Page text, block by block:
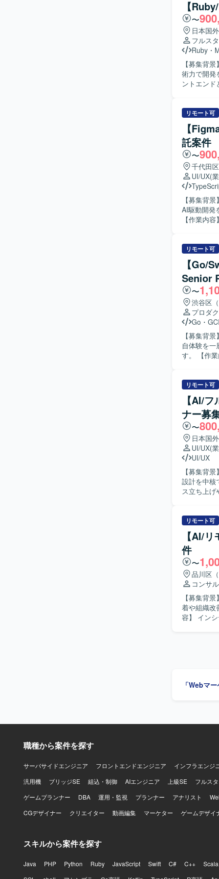
【
〜
日本国外
フルス
Ruby ・
【募集背
術力で開発を
ントエン
な技術選
動化の推
スの整備
だきます。 【求める人物像】 技術的なリードと品質向上に主体的に取り組んでいただける方を
求めており
ら手を動
前向きに取り組ん
バックエ
決定や品
側との距
セスの整備にも主
（スクラム
リモート可
【
託案件
〜
千代田
UI/UX(
【募集背
AI駆動開発
【作業内
画面設計
クティブ
がら意思
分析を通じ
スト、品質確認まで担
物事の本
取り組み
として助
ークホル
す。 【ポジションの魅力】 モダンなWeb開発チームの一員として、新規プロダクトの企画・設
計段階か
を実務の中
価値向上に寄与できる
ラには
使用してい
やバーチャ
用した
す。
リモート可
【Go/
Senior
〜
渋谷区
プロダ
Go ・
【募集背
自体験を
す。 【作業内容】 ECプロダクト部のSenior PdMとして、ECプラットフォーム領域とソーシャ
組みを定
善やプラ
だきます
い、仕様合
と連携し、
っていた
どのソー
大規模ロ
ていただきます。 【求める人物像】 プロダクトのミッシ
しさを」
い環境を前
す。 EC体
ます。 少
クトの意
せた複雑
挑戦していただけます。 【開発環境】 開
盤には
などのツ
リモート可
【AI/
ナー募
〜
日本国外
UI/UX(
UI/UX
【募集背
設計を中核
ス立ち上げ
た体験設
ン、プロ
ールを活
クトマネー
げと改善を
リリース
LP、オン
ンシステ
働し、実装連
での成果創
作って終わ
環境です
Figmaや各
リモート可
【AI/
件
〜
品川区
コンサル
【募集背
着や組織改
容】 イン
る方ですと望ましいです。 【ポジシ
環境】 AI
「Webマ
職種から案件を探す
サーバサイドエンジニア フロントエンドエンジニア
インフラエンジ
汎用機
ブリッジSE 組込・制御 AIエンジニア 上級SE
フルス
ゲームプランナー
DBA 運用・監視 プランナー アナリスト
CGデザイナー
クリエイター 動画編集 マーケター ゲームデザイ
スキルから案件を探す
Java PHP Python Ruby JavaScript Swift C# C++
Scala